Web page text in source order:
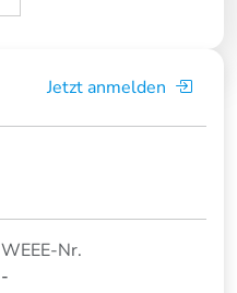
Jetzt anmelden
WEEE-Nr.
-